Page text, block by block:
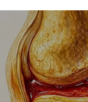
Gracias